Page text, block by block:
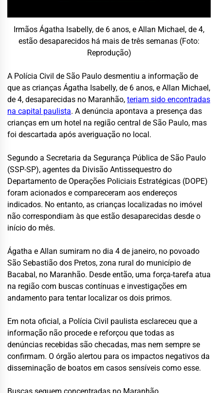
Irmãos Ágatha Isabelly, de 6 anos, e Allan Michael, de 4,
estão desaparecidos há mais de três semanas (Foto:
Reprodução)
A Polícia Civil de São Paulo desmentiu a informação de
que as crianças Ágatha Isabelly, de 6 anos, e Allan Michael,
de 4, desaparecidas no Maranhão, teriam sido encontradas
na capital paulista. A denúncia apontava a presença das
crianças em um hotel na região central de São Paulo, mas
foi descartada após averiguação no local.
Segundo a Secretaria da Segurança Pública de São Paulo
(SSP-SP), agentes da Divisão Antissequestro do
Departamento de Operações Policiais Estratégicas (DOPE)
foram acionados e compareceram aos endereços
indicados. No entanto, as crianças localizadas no imóvel
não correspondiam às que estão desaparecidas desde o
início do mês.
Ágatha e Allan sumiram no dia 4 de janeiro, no povoado
São Sebastião dos Pretos, zona rural do município de
Bacabal, no Maranhão. Desde então, uma força-tarefa atua
na região com buscas contínuas e investigações em
andamento para tentar localizar os dois primos.
Em nota oficial, a Polícia Civil paulista esclareceu que a
informação não procede e reforçou que todas as
denúncias recebidas são checadas, mas nem sempre se
confirmam. O órgão alertou para os impactos negativos da
disseminação de boatos em casos sensíveis como esse.
Buscas seguem concentradas no Maranhão